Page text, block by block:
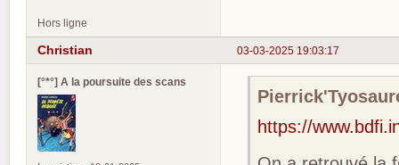
Hors ligne
03-03-2025 19:03:17
Christian
[°*°] A la poursuite des scans
https://